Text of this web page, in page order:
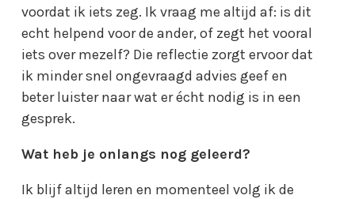
voordat ik iets zeg. Ik vraag me altijd af: is dit
echt helpend voor de ander, of zegt het vooral
iets over mezelf? Die reflectie zorgt ervoor dat
ik minder snel ongevraagd advies geef en
beter luister naar wat er écht nodig is in een
gesprek.
Wat heb je onlangs nog geleerd?
Ik blijf altijd leren en momenteel volg ik de